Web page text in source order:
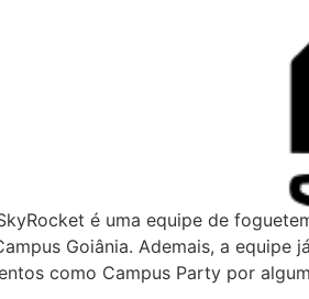
é uma equipe de
Goiânia. Ademais, a
como Campus Party por